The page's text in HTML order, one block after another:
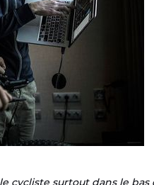
cycliste surtout dans le bas